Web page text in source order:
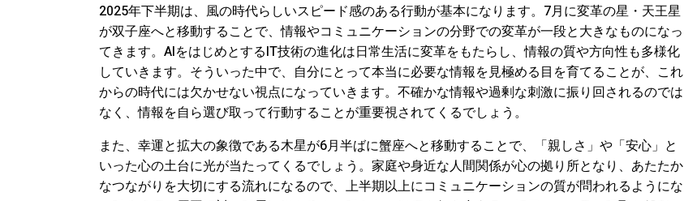
2025年下半期は、風の時代らしいスピード感のある行動が基本になります。7月に変革の星・天王星
が双子座へと移動することで、情報やコミュニケーションの分野での変革が一段と大きなものになっ
てきます。AIをはじめとするIT技術の進化は日常生活に変革をもたらし、情報の質や方向性も多様化
していきます。そういった中で、自分にとって本当に必要な情報を見極める目を育てることが、これ
からの時代には欠かせない視点になっていきます。不確かな情報や過剰な刺激に振り回されるのでは
なく、情報を自ら選び取って行動することが重要視されてくるでしょう。
また、幸運と拡大の象徴である木星が6月半ばに蟹座へと移動することで、「親しさ」や「安心」と
いった心の土台に光が当たってくるでしょう。家庭や身近な人間関係が心の拠り所となり、あたたか
なつながりを大切にする流れになるので、上半期以上にコミュニケーションの質が問われるようにな